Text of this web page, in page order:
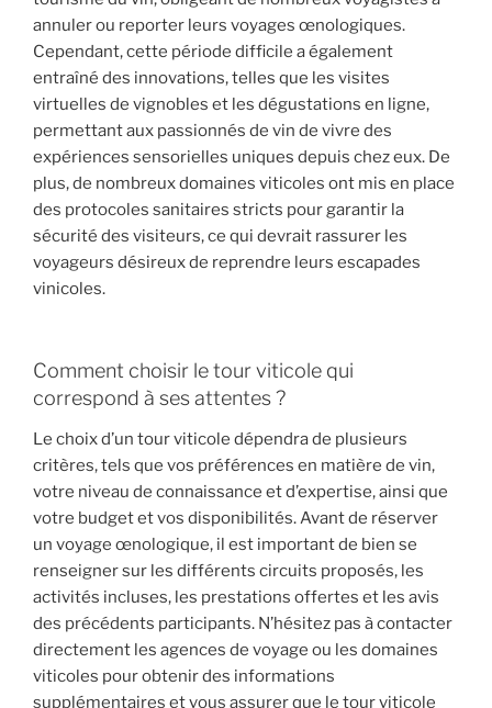
annuler ou reporter leurs voyages œnologiques.
Cependant, cette période difficile a également
entraîné des innovations, telles que les visites
virtuelles de vignobles et les dégustations en ligne,
permettant aux passionnés de vin de vivre des
expériences sensorielles uniques depuis chez eux. De
plus, de nombreux domaines viticoles ont mis en place
des protocoles sanitaires stricts pour garantir la
sécurité des visiteurs, ce qui devrait rassurer les
voyageurs désireux de reprendre leurs escapades
vinicoles.
Comment choisir le tour viticole qui
correspond à ses attentes ?
Le choix d’un tour viticole dépendra de plusieurs
critères, tels que vos préférences en matière de vin,
votre niveau de connaissance et d’expertise, ainsi que
votre budget et vos disponibilités. Avant de réserver
un voyage œnologique, il est important de bien se
renseigner sur les différents circuits proposés, les
activités incluses, les prestations offertes et les avis
des précédents participants. N’hésitez pas à contacter
directement les agences de voyage ou les domaines
viticoles pour obtenir des informations
supplémentaires et vous assurer que le tour viticole